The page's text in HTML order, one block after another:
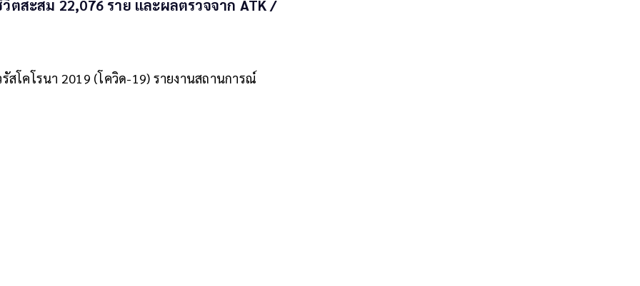
สะสม 22,076 ราย และผลตรวจจาก ATK /
โคโรนา 2019 (โควิด-19) รายงานสถานการณ์